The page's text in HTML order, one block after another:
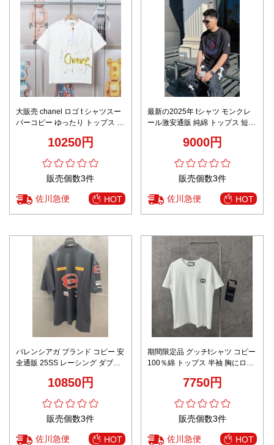
大販売 chanel ロゴ t シャツスー
パーコピー ゆったり トップス 純
10250円
販売個数3件
佐川急便 HOT
最新の2025年 tシャツ モンクレ
ール激安通販 純綿 トップス 短袖
9000円
販売個数3件
佐川急便 HOT
バレンシアガ ブランド コピー 安
全通販 25SS レーシング ダブル
10850円
販売個数3件
佐川急便 HOT
期間限定品 グッチtシャツ コピー
100％綿 トップス 半袖 胸にロゴ
7750円
販売個数3件
佐川急便 HOT